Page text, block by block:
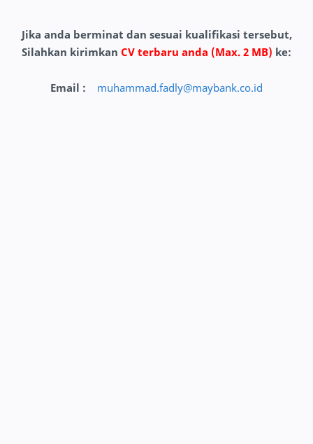
Jika anda berminat dan sesuai kualifikasi tersebut,
Silahkan kirimkan CV terbaru anda (Max. 2 MB) ke:
Email : muhammad.fadly@maybank.co.id